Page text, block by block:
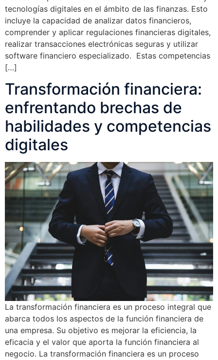
tecnologías digitales en el ámbito de las finanzas. Esto
incluye la capacidad de analizar datos financieros,
comprender y aplicar regulaciones financieras digitales,
realizar transacciones electrónicas seguras y utilizar
software financiero especializado. Estas competencias
[…]
Transformación financiera:
enfrentando brechas de
habilidades y competencias
digitales
La transformación financiera es un proceso integral que
abarca todos los aspectos de la función financiera de
una empresa. Su objetivo es mejorar la eficiencia, la
eficacia y el valor que aporta la función financiera al
negocio. La transformación financiera es un proceso